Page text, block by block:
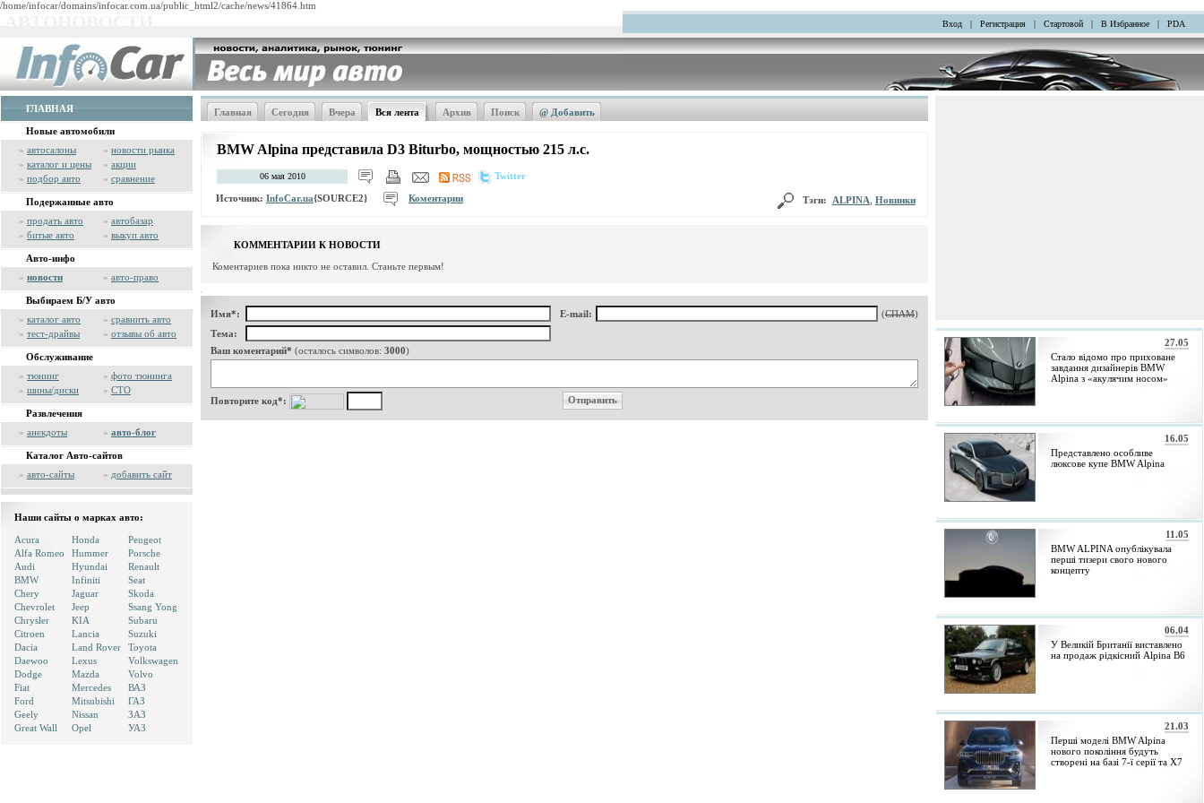
/home/infocar/domains/infocar.com.ua/public_html2/cache/news/41864.htm
Вход | Регистрация | Стартовой | В Избранное | PDA
ГЛАВНАЯ
Новые автомобили
» автосалоны » новости рынка
» каталог и цены » акции
» подбор авто » сравнение
Подержанные авто
» продать авто » автобазар
» битые авто » выкуп авто
Авто-инфо
» новости » авто-право
Выбираем Б/У авто
» каталог авто » сравнить авто
» тест-драйвы » отзывы об авто
Обслуживание
» тюнинг » фото тюнинга
» шины/диски » СТО
Развлечения
» анекдоты » авто-блог
Каталог Авто-сайтов
» авто-сайты » добавить сайт
Наши сайты о марках авто:
Acura
Alfa Romeo
Audi
BMW
Chery
Chevrolet
Chrysler
Citroen
Dacia
Daewoo
Dodge
Fiat
Ford
Geely
Great Wall
Honda
Hummer
Hyundai
Infiniti
Jaguar
Jeep
KIA
Lancia
Land Rover
Lexus
Mazda
Mercedes
Mitsubishi
Nissan
Opel
Peugeot
Porsche
Renault
Seat
Skoda
Ssang Yong
Subaru
Suzuki
Toyota
Volkswagen
Volvo
ВАЗ
ГАЗ
ЗАЗ
УАЗ
Главная Сегодня Вчера Вся лента Архив Поиск @ Добавить
BMW Alpina представила D3 Biturbo, мощностью 215 л.с.
06 мая 2010 Twitter
Источник: InfoCar.ua{SOURCE2} Коментарии Тэги: ALPINA Новинки
КОММЕНТАРИИ К НОВОСТИ
Коментариев пока никто не оставил. Станьте первым!
Имя*: E-mail: (СПАМ)
Тема:
Ваш коментарий* (осталось символов: 3000)
Повторите код*:
27.05
Стало відомо про приховане
завдання дизайнерів BMW
Alpina з «акулячим носом»
16.05
Представлено особливе
люксове купе BMW Alpina
11.05
BMW ALPINA опублікувала
перші тизери свого нового
концепту
06.04
У Великій Британії виставлено
на продаж рідкісний Alpina B6
21.03
Перші моделі BMW Alpina
нового покоління будуть
створені на базі 7-ї серії та X7